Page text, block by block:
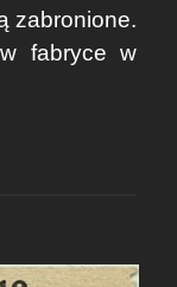
zabronione.
fabryce w